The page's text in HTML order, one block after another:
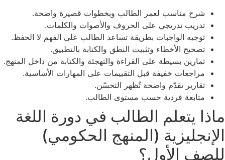
شرح مناسب لعمر الطالب وبخطوات قصيرة واضحة.
تدريب تدريجي على الحروف والأصوات والكلمات.
توجيه الواجبات بطريقة تساعد الطالب على الفهم لا الحفظ.
تصحيح الأخطاء وتثبيت النطق والكتابة بالتطبيق.
تمارين بسيطة على القراءة والتهجئة والكتابة من داخل المنهج.
مراجعات خفيفة قبل التقييمات على المهارات الأساسية.
تقارير تقدّم واضحة تُظهر التحسّن.
متابعة فردية حسب مستوى الطالب.
ماذا يتعلم الطالب في دورة اللغة
الإنجليزية (المنهج الحكومي)
للصف الأول؟